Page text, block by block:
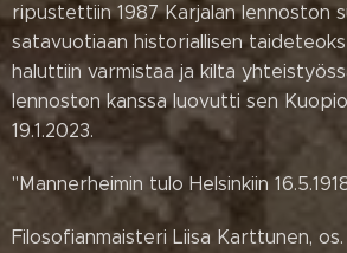
ripustettiin 1987 Karjalan lennoston
satavuotiaan historiallisen
haluttiin varmistaa ja kilta
lennoston kanssa luovutti sen
19.1.2023.
"Mannerheimin tulo Helsinkiin
Filosofianmaisteri Liisa Karttunen,